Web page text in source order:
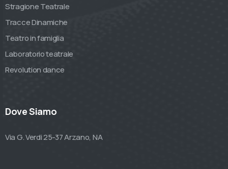
Stragione Teatrale
Tracce Dinamiche
Teatro in famiglia
Laboratorio teatrale
Revolution dance
Dove Siamo
Via G. Verdi 25-37 Arzano, NA